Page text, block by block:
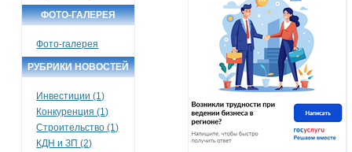
ФОТО-ГАЛЕРЕЯ
Фото-галерея
РУБРИКИ НОВОСТЕЙ
Инвестиции (1)
Конкуренция (1)
Строительство (1)
КДН и ЗП (2)